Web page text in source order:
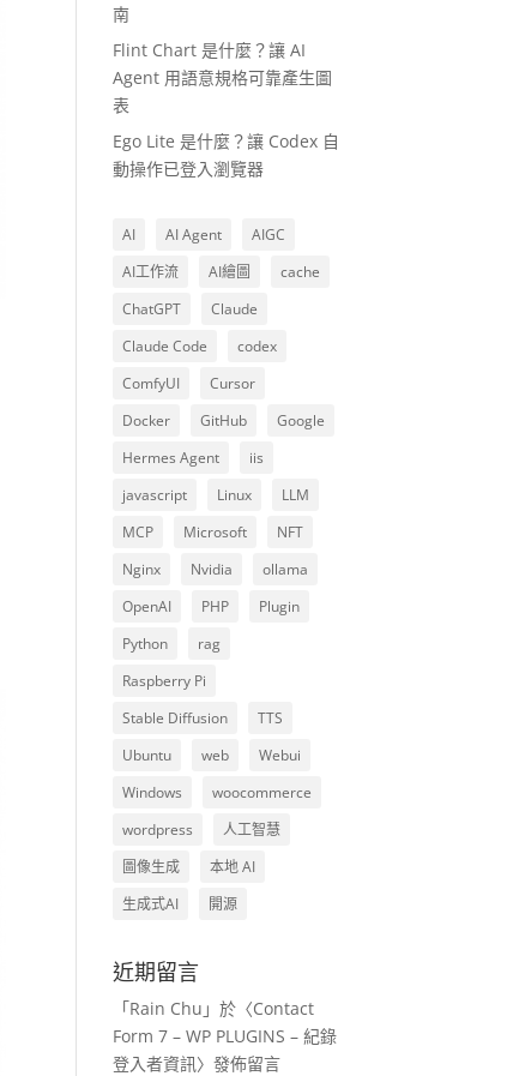
南
Flint Chart 是什麼？讓 AI
Agent 用語意規格可靠產生圖
表
Ego Lite 是什麼？讓 Codex 自
動操作已登入瀏覽器
AI AI Agent
AIGC
AI工作流
AI繪圖
cache
ChatGPT
Claude
Claude Code
codex
ComfyUI
Cursor
Docker
GitHub
Google
Hermes Agent
iis
javascript
Linux
LLM
MCP
Microsoft
NFT
Nginx
Nvidia
ollama
OpenAI
PHP
Plugin
Python
rag
Raspberry Pi
Stable Diffusion
TTS
Ubuntu
web
Webui
Windows
woocommerce
wordpress
人工智慧
圖像生成
本地 AI
生成式AI
開源
近期留言
「Rain Chu 」於〈Contact
Form 7 – WP PLUGINS – 紀錄
登入者資訊〉發佈留言